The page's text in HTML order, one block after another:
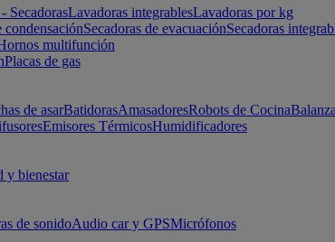
SecadorasLavadoras integrablesLavadoras por kg
condensaciónSecadoras de evacuaciónSecadoras
multifunción
Placas de gas
de asarBatidorasAmasadoresRobots de Cocina
Emisores TérmicosHumidificadores
y bienestar
de sonidoAudio car y GPSMicrófonos